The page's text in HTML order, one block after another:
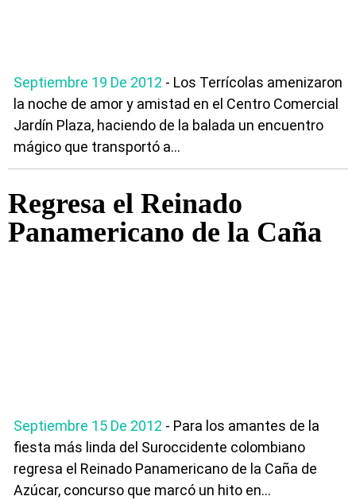
Septiembre 19 De 2012 - Los Terrícolas amenizaron
la noche de amor y amistad en el Centro Comercial
Jardín Plaza, haciendo de la balada un encuentro
mágico que transportó a...
Regresa el Reinado
Panamericano de la Caña
Septiembre 15 De 2012 - Para los amantes de la
fiesta más linda del Suroccidente colombiano
regresa el Reinado Panamericano de la Caña de
Azúcar, concurso que marcó un hito en...